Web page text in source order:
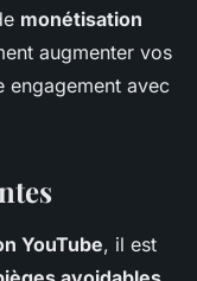
monétisation
augmenter vos
engagement avec
YouTube, il est